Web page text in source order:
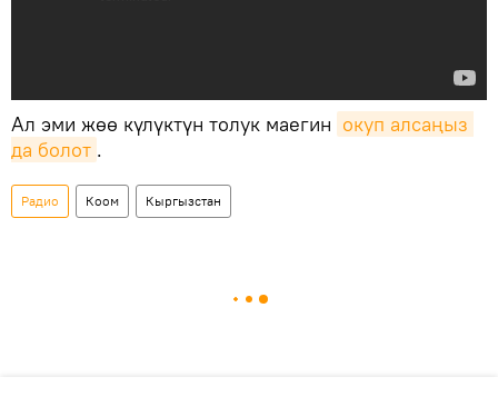
Ал эми жөө күлүктүн толук маегин окуп алсаңыз
да болот .
Радио Коом Кыргызстан